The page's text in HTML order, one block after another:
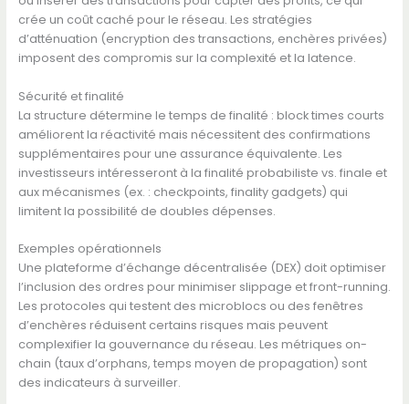
crée un coût caché pour le réseau. Les stratégies
d’atténuation (encryption des transactions, enchères privées)
imposent des compromis sur la complexité et la latence.
Sécurité et finalité
La structure détermine le temps de finalité : block times courts
améliorent la réactivité mais nécessitent des confirmations
supplémentaires pour une assurance équivalente. Les
investisseurs intéresseront à la finalité probabiliste vs. finale et
aux mécanismes (ex. : checkpoints, finality gadgets) qui
limitent la possibilité de doubles dépenses.
Exemples opérationnels
Une plateforme d’échange décentralisée (DEX) doit optimiser
l’inclusion des ordres pour minimiser slippage et front-running.
Les protocoles qui testent des microblocs ou des fenêtres
d’enchères réduisent certains risques mais peuvent
complexifier la gouvernance du réseau. Les métriques on-
chain (taux d’orphans, temps moyen de propagation) sont
des indicateurs à surveiller.